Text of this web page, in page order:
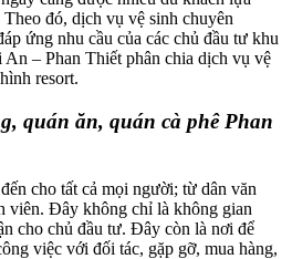
đó, dịch vụ vệ sinh chuyên
ứng nhu cầu của các chủ đầu tư khu
– Phan Thiết phân chia dịch vụ vệ
resort.
quán ăn, quán cà phê Phan
cho tất cả mọi người; từ dân văn
viên. Đây không chỉ là không gian
cho chủ đầu tư. Đây còn là nơi để
việc với đối tác, gặp gỡ, mua hàng,